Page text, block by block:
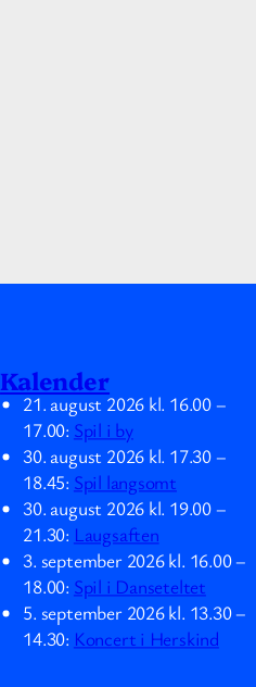
Kalender
21. august 2026 kl. 16.00–
17.00: Spil i by
30. august 2026 kl. 17.30–
18.45: Spil langsomt
30. august 2026 kl. 19.00–
21.30: Laugsaften
3. september 2026kl. 16.00–
18.00: Spil i Danseteltet
5. september 2026kl. 13.30–
14.30: Koncert i Herskind